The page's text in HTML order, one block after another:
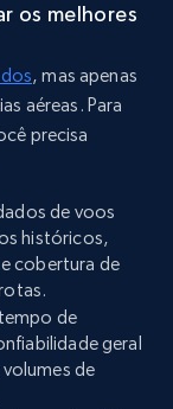
os melhores
, mas apenas
aéreas. Para
precisa
de voos
históricos,
cobertura de
de
geral
de